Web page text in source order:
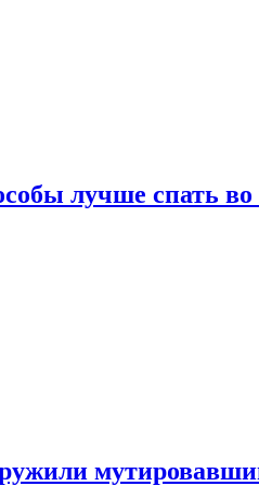
лучше спать